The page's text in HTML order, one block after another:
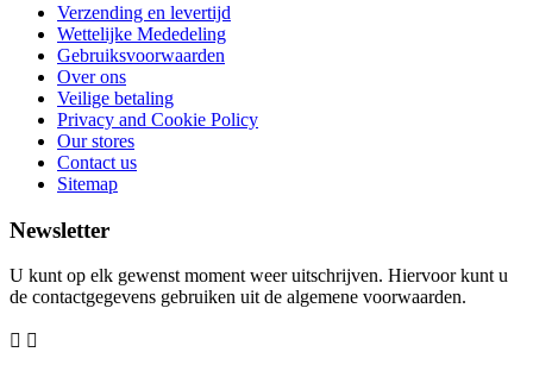
Verzending en levertijd
Wettelijke Mededeling
Gebruiksvoorwaarden
Over ons
Veilige betaling
Privacy and Cookie Policy
Our stores
Contact us
Sitemap
Newsletter
U kunt op elk gewenst moment weer uitschrijven. Hiervoor kunt u
de contactgegevens gebruiken uit de algemene voorwaarden.
 